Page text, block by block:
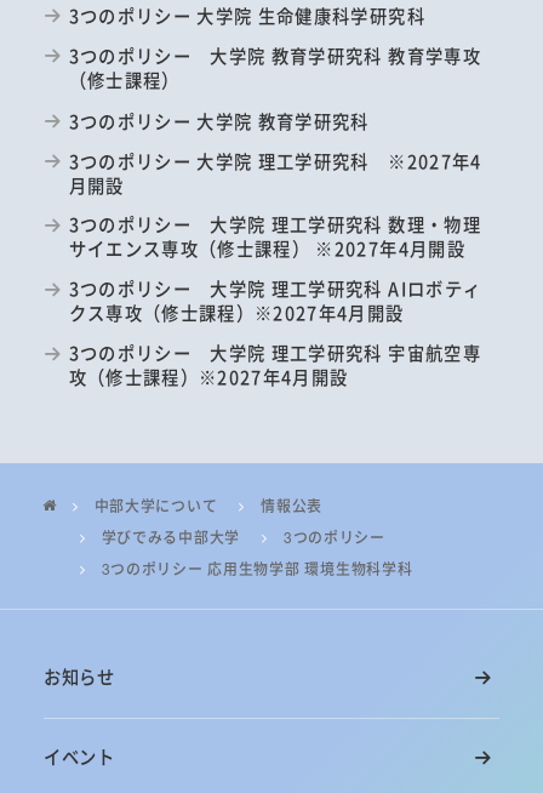
3つのポリシー 大学院 生命健康科学研究科
3つのポリシー 大学院 教育学研究科 教育学専攻
（修士課程）
3つのポリシー 大学院 教育学研究科
3つのポリシー 大学院 理工学研究科 ※2027年4
月開設
3つのポリシー 大学院 理工学研究科 数理・物理
サイエンス専攻（修士課程） ※2027年4月開設
3つのポリシー 大学院 理工学研究科 AIロボティ
クス専攻（修士課程）※2027年4月開設
3つのポリシー 大学院 理工学研究科 宇宙航空専
攻（修士課程）※2027年4月開設
中部大学について
情報公表
学びでみる中部大学
3つのポリシー
3つのポリシー 応用生物学部 環境生物科学科
お知らせ
イベント